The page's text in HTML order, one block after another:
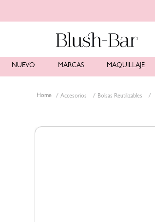
NUEVO MARCAS MAQUILLAJE
Accesorios Bolsas Reutilizables